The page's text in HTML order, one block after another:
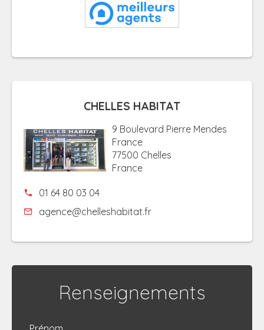
CHELLES HABITAT
9 Boulevard Pierre Mendes
France
77500 Chelles
France
01 64 80 03 04
agence@chelleshabitat.fr
Renseignements